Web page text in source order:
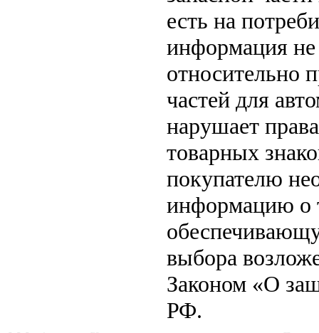
есть на
информация не
относительно
частей для
нарушает
товарных
покупателю
информацию о
выбора
Законом «О
РФ.